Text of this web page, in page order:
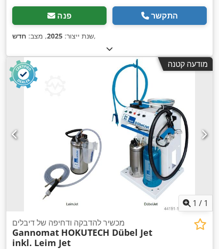
פנה התקשר
שנת ייצור: 2025, מצב: חדש ,
מודעה קטנה
1 / 1
מכשיר להדבקה ודחיפה של דיבלים
Gannomat HOKUTECH Dübel Jet
inkl. Leim Jet